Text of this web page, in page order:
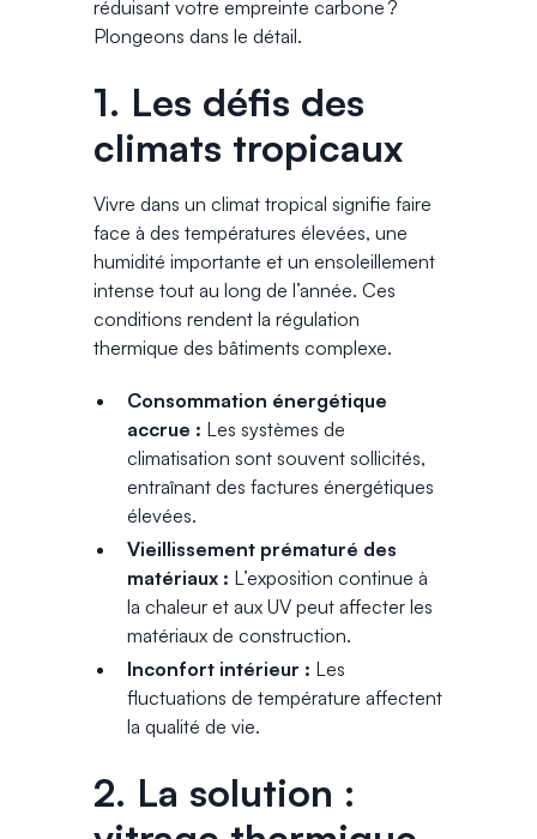
réduisant votre empreinte carbone ?
Plongeons dans le détail.
1. Les défis des
climats tropicaux
Vivre dans un climat tropical signifie faire
face à des températures élevées, une
humidité importante et un ensoleillement
intense tout au long de l’année. Ces
conditions rendent la régulation
thermique des bâtiments complexe.
Consommation énergétique
accrue : Les systèmes de
climatisation sont souvent sollicités,
entraînant des factures énergétiques
élevées.
Vieillissement prématuré des
matériaux : L’exposition continue à
la chaleur et aux UV peut affecter les
matériaux de construction.
Inconfort intérieur : Les
fluctuations de température affectent
la qualité de vie.
2. La solution :